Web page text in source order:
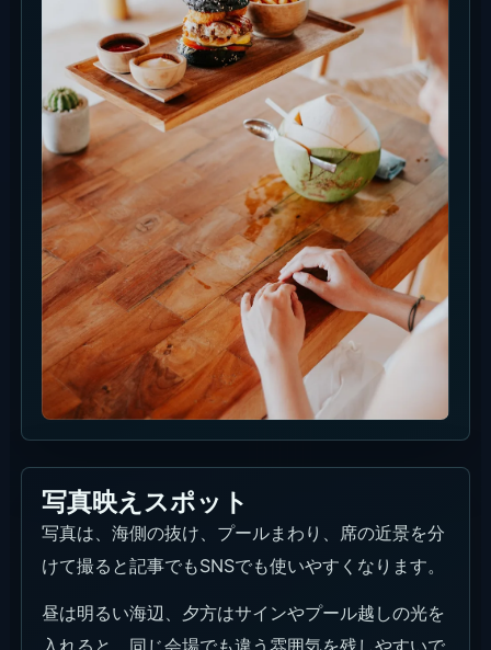
写真映えスポット
写真は、海側の抜け、プールまわり、席の近景を分
けて撮ると記事でもSNSでも使いやすくなります。
昼は明るい海辺、夕方はサインやプール越しの光を
入れると、同じ会場でも違う雰囲気を残しやすいで